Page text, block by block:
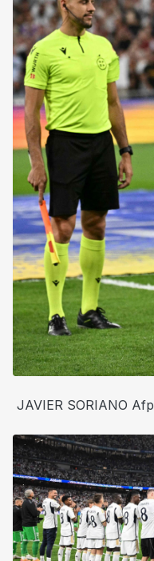
JAVIER SORIANO Afp